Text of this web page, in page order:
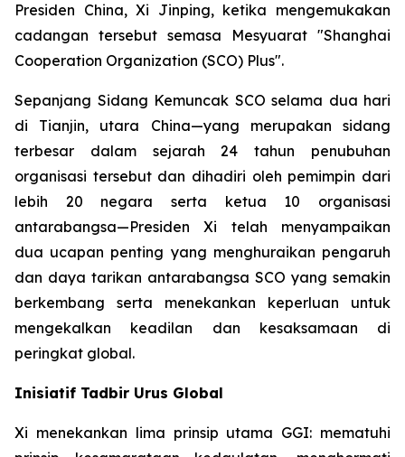
Presiden China, Xi Jinping, ketika mengemukakan
cadangan tersebut semasa Mesyuarat "Shanghai
Cooperation Organization (SCO) Plus".
Sepanjang Sidang Kemuncak SCO selama dua hari
di Tianjin, utara China—yang merupakan sidang
terbesar dalam sejarah 24 tahun penubuhan
organisasi tersebut dan dihadiri oleh pemimpin dari
lebih 20 negara serta ketua 10 organisasi
antarabangsa—Presiden Xi telah menyampaikan
dua ucapan penting yang menghuraikan pengaruh
dan daya tarikan antarabangsa SCO yang semakin
berkembang serta menekankan keperluan untuk
mengekalkan keadilan dan kesaksamaan di
peringkat global.
Inisiatif Tadbir Urus Global
Xi menekankan lima prinsip utama GGI: mematuhi